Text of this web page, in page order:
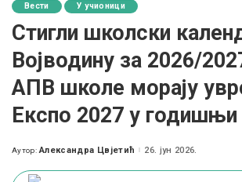
Вести У учионици
Стигли школски
Војводину за 2026/
АПВ школе морају
Експо 2027 у годишњи
Posted
Аутор: Александра Цвјетић 26. јун 2026.